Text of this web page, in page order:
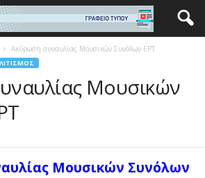
Ακύρωση συναυλίας Μουσικών Συνόλων ΕΡΤ
Μουσικών
Μουσικών Συνόλων